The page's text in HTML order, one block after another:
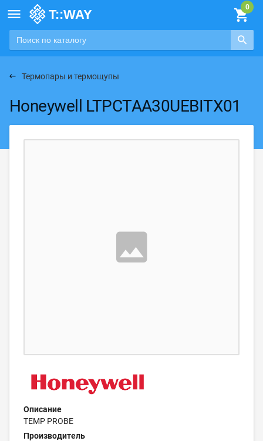

Термопары и термощупы
Honeywell LTPCTAA30UEBITX01
Описание
TEMP PROBE
Производитель